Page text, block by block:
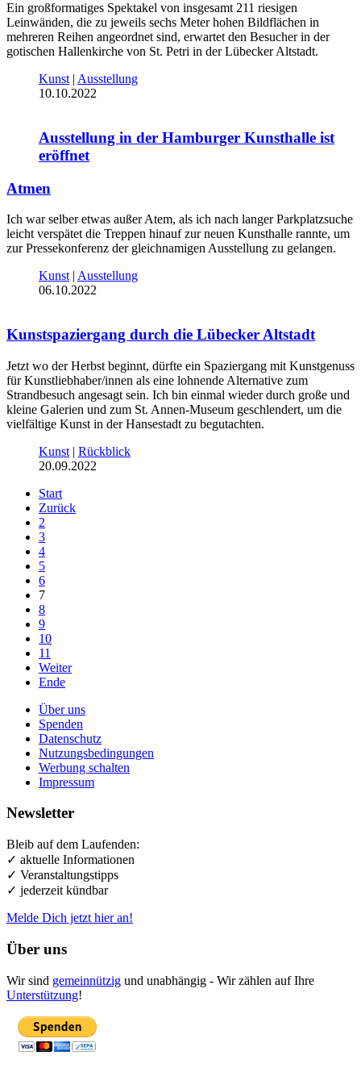
Ein großformatiges Spektakel von insgesamt 211 riesigen
Leinwänden, die zu jeweils sechs Meter hohen Bildflächen in
mehreren Reihen angeordnet sind, erwartet den Besucher in der
gotischen Hallenkirche von St. Petri in der Lübecker Altstadt.
Kunst | Ausstellung
10.10.2022
Ausstellung in der Hamburger Kunsthalle ist
eröffnet
Atmen
Ich war selber etwas außer Atem, als ich nach langer Parkplatzsuche
leicht verspätet die Treppen hinauf zur neuen Kunsthalle rannte, um
zur Pressekonferenz der gleichnamigen Ausstellung zu gelangen.
Kunst | Ausstellung
06.10.2022
Kunstspaziergang durch die Lübecker Altstadt
Jetzt wo der Herbst beginnt, dürfte ein Spaziergang mit Kunstgenuss
für Kunstliebhaber/innen als eine lohnende Alternative zum
Strandbesuch angesagt sein. Ich bin einmal wieder durch große und
kleine Galerien und zum St. Annen-Museum geschlendert, um die
vielfältige Kunst in der Hansestadt zu begutachten.
Kunst | Rückblick
20.09.2022
Start
Zurück
2
3
4
5
6
7
8
9
10
11
Weiter
Ende
Über uns
Spenden
Datenschutz
Nutzungsbedingungen
Werbung schalten
Impressum
Newsletter
Bleib auf dem Laufenden:
✓ aktuelle Informationen
✓ Veranstaltungstipps
✓ jederzeit kündbar
Melde Dich jetzt hier an!
Über uns
Wir sind gemeinnützig und unabhängig - Wir zählen auf Ihre
Unterstützung!